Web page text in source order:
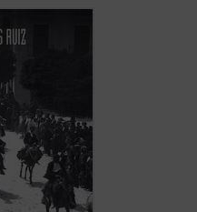
personajes de
ver con la
Es decir,
sean
el sentido
(como ocurre